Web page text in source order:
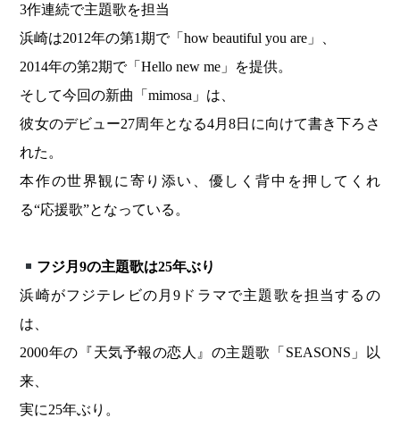
3作連続で主題歌を担当
浜崎は2012年の第1期で「how beautiful you are」、
2014年の第2期で「Hello new me」を提供。
そして今回の新曲「mimosa」は、
彼女のデビュー27周年となる4月8日に向けて書き下ろさ
れた。
本作の世界観に寄り添い、優しく背中を押してくれ
る“応援歌”となっている。
フジ月9の主題歌は25年ぶり
浜崎がフジテレビの月9ドラマで主題歌を担当するの
は、
2000年の『天気予報の恋人』の主題歌「SEASONS」以
来、
実に25年ぶり。